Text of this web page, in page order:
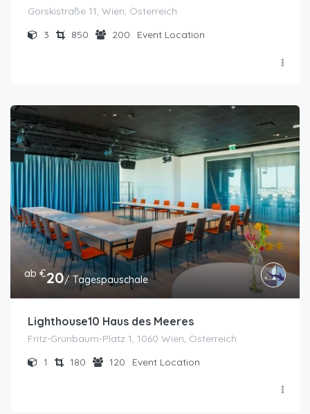
Gorskistraße 11, Wien, Österreich
3
850 200 Event Location
ab €20/ Tagespauschale
Lighthouse10 Haus des Meeres
Fritz-Grünbaum-Platz 1, 1060 Wien, Österreich
1
180 120 Event Location